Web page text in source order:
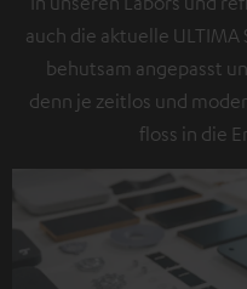
auch die aktuelle ULTIMA
behutsam angepasst
denn je zeitlos und
floss in die